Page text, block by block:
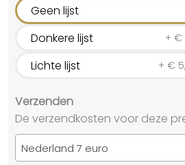
Geen lijst
Donkere lijst
+ €
Lichte lijst + €
Verzenden
De verzendkosten voor deze
Nederland 7 euro